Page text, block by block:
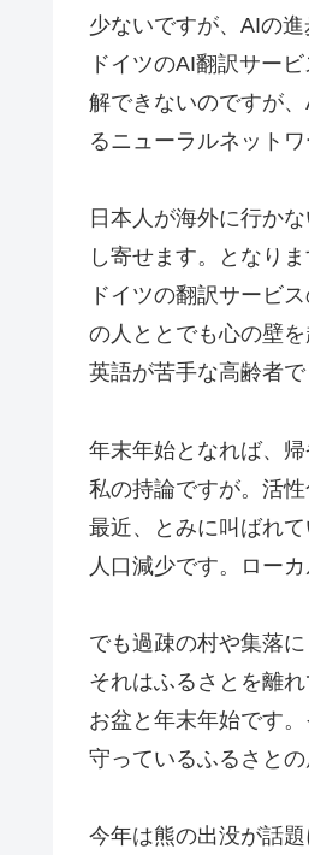
少ないですが、AIの
ドイツのAI翻訳サー
解できないのですが
るニューラルネット
日本人が海外に行か
し寄せます。となり
ドイツの翻訳サービ
の人ととでも心の壁を
英語が苦手な高齢者
年末年始となれば、帰
私の持論ですが。活性
最近、とみに叫ばれ
人口減少です。ロー
でも過疎の村や集落
それはふるさとを離
お盆と年末年始です
守っているふるさとの
今年は熊の出没が話